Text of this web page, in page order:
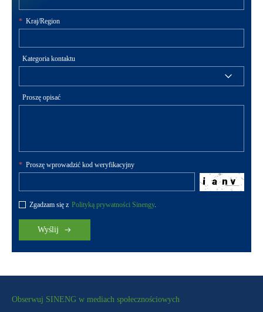
* Kraj/Region
Kategoria kontaktu
Proszę opisać
* Proszę wprowadzić kod weryfikacyjny
Zgadzam się z Polityką prywatności Sinengy.
Wyślij
Obserwuj SINENG w mediach społecznościowych